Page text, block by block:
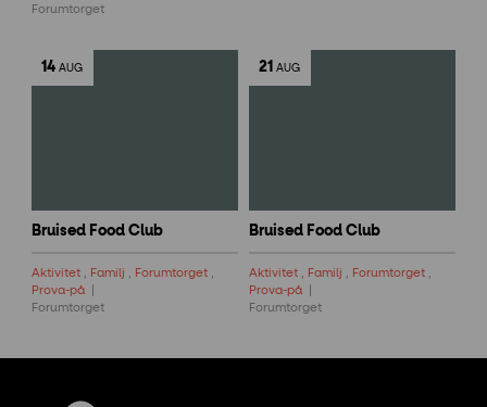
Forumtorget
14 AUG
Bruised Food Club
Aktivitet Familj Forumtorget
Prova-på
Forumtorget
21 AUG
Bruised Food Club
Aktivitet Familj Forumtorget
Prova-på
Forumtorget